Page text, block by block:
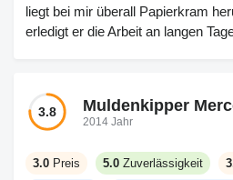
liegt bei mir überall Papierkram
erledigt er die Arbeit an langen
3.8 Muldenkipper
2014 Jahr
3.0 Preis 5.0 Zuverlässigkeit